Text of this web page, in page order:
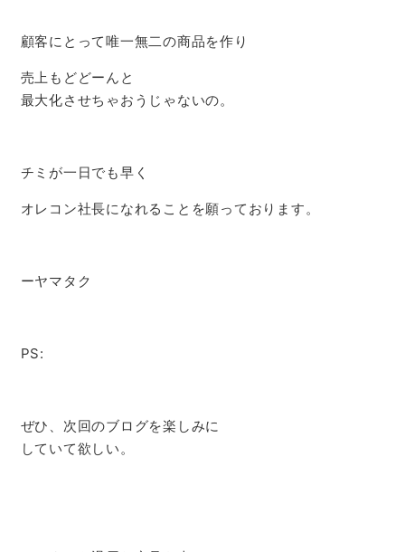
顧客にとって唯一無二の商品を作り
売上もどどーんと
最大化させちゃおうじゃないの。
チミが一日でも早く
オレコン社長になれることを願っております。
ーヤマタク
PS:
ぜひ、次回のブログを楽しみに
していて欲しい。